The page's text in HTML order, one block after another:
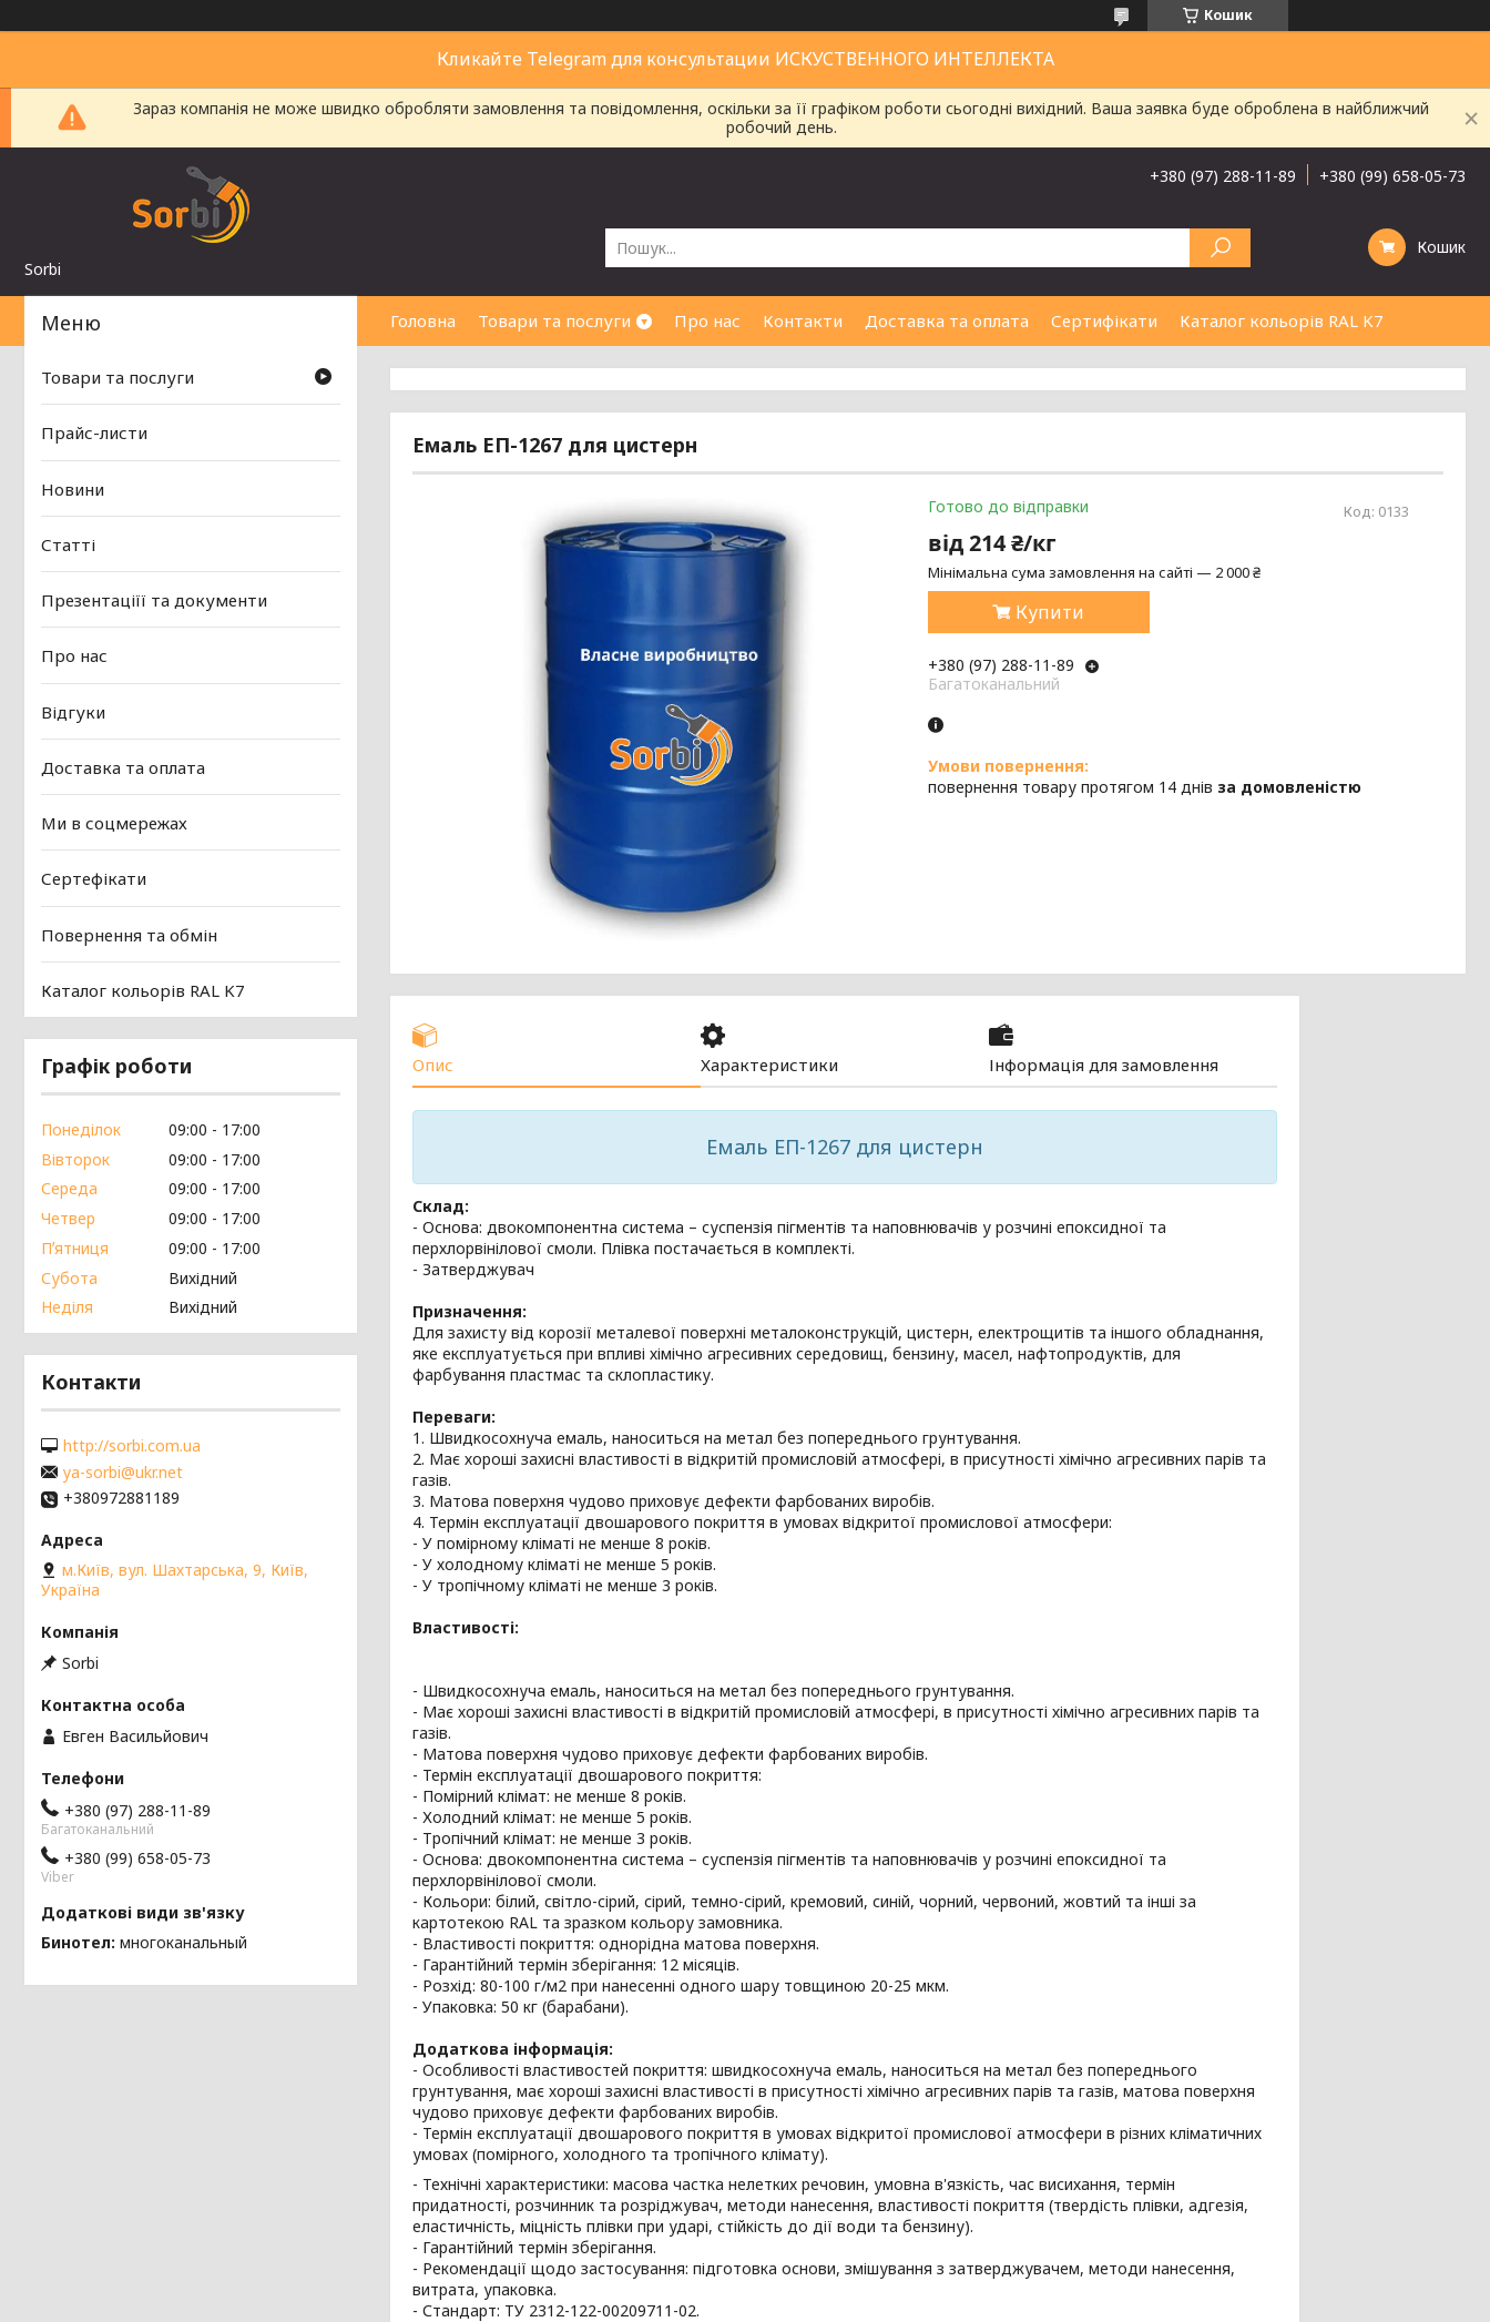
Кошик
Кликайте Telegram для консультации ИСКУСТВЕННОГО ИНТЕЛЛЕКТА
Зараз компанія не може швидко обробляти замовлення та повідомлення, оскільки за її графіком роботи сьогодні вихідний. Ваша заявка буде оброблена в найближчий
робочий день.
Sorbi
+380 (97) 288-11-89 +380 (99) 658-05-73
Кошик
Головна Товари та послуги Про нас Контакти Доставка та оплата Сертифікати Каталог кольорів RAL K7
Емаль ЕП-1267 для цистерн
Готово до відправки Код: 0133
від214 ₴/кг
Мінімальна сума замовлення на сайті — 2 000 ₴
Купити
+380 (97) 288-11-89
Багатоканальний
повернення товару протягом 14 днів за домовленістю
Опис Характеристики Інформація для замовлення
Емаль ЕП-1267 для цистерн
Склад:
- Основа: двокомпонентна система – суспензія пігментів та наповнювачів у розчині епоксидної та
перхлорвінілової смоли. Плівка постачається в комплекті.
- Затверджувач
Призначення:
Для захисту від корозії металевої поверхні металоконструкцій, цистерн, електрощитів та іншого обладнання,
яке експлуатується при впливі хімічно агресивних середовищ, бензину, масел, нафтопродуктів, для
фарбування пластмас та склопластику.
Переваги:
1. Швидкосохнуча емаль, наноситься на метал без попереднього грунтування.
2. Має хороші захисні властивості в відкритій промисловій атмосфері, в присутності хімічно агресивних парів та
газів.
3. Матова поверхня чудово приховує дефекти фарбованих виробів.
4. Термін експлуатації двошарового покриття в умовах відкритої промислової атмосфери:
- У помірному кліматі не менше 8 років.
- У холодному кліматі не менше 5 років.
- У тропічному кліматі не менше 3 років.
Властивості:
- Швидкосохнуча емаль, наноситься на метал без попереднього грунтування.
- Має хороші захисні властивості в відкритій промисловій атмосфері, в присутності хімічно агресивних парів та
газів.
- Матова поверхня чудово приховує дефекти фарбованих виробів.
- Термін експлуатації двошарового покриття:
- Помірний клімат: не менше 8 років.
- Холодний клімат: не менше 5 років.
- Тропічний клімат: не менше 3 років.
- Основа: двокомпонентна система – суспензія пігментів та наповнювачів у розчині епоксидної та
перхлорвінілової смоли.
- Кольори: білий, світло-сірий, сірий, темно-сірий, кремовий, синій, чорний, червоний, жовтий та інші за
картотекою RAL та зразком кольору замовника.
- Властивості покриття: однорідна матова поверхня.
- Гарантійний термін зберігання: 12 місяців.
- Розхід: 80-100 г/м2 при нанесенні одного шару товщиною 20-25 мкм.
- Упаковка: 50 кг (барабани).
Додаткова інформація:
- Особливості властивостей покриття: швидкосохнуча емаль, наноситься на метал без попереднього
грунтування, має хороші захисні властивості в присутності хімічно агресивних парів та газів, матова поверхня
чудово приховує дефекти фарбованих виробів.
- Термін експлуатації двошарового покриття в умовах відкритої промислової атмосфери в різних кліматичних
умовах (помірного, холодного та тропічного клімату).
- Технічні характеристики: масова частка нелетких речовин, умовна в'язкість, час висихання, термін
придатності, розчинник та розріджувач, методи нанесення, властивості покриття (твердість плівки, адгезія,
еластичність, міцність плівки при ударі, стійкість до дії води та бензину).
- Гарантійний термін зберігання.
- Рекомендації щодо застосування: підготовка основи, змішування з затверджувачем, методи нанесення,
витрата, упаковка.
- Стандарт: ТУ 2312-122-00209711-02.
Товари та послуги
Прайс-листи
Новини
Статті
Презентаціїї та документи
Про нас
Відгуки
Доставка та оплата
Ми в соцмережах
Сертефікати
Повернення та обмін
Каталог кольорів RAL K7
Графік роботи
Понеділок 09:00
17:00
Вівторок
09:00
17:00
Середа
09:00
17:00
Четвер
09:00
17:00
Пʼятниця
09:00
17:00
Субота
Вихідний
Неділя
Вихідний
Контакти
http://sorbi.com.ua
ya-sorbi@ukr.net
+380972881189
м.Київ, вул. Шахтарська, 9, Київ,
Україна
Sorbi
Евген Васильйович
+380 (97) 288-11-89
Багатоканальний
+380 (99) 658-05-73
Viber
Бинотел многоканальный